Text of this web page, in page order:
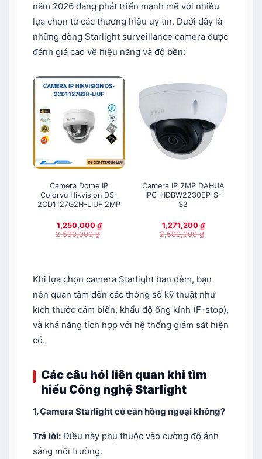
năm 2026 đang phát triển mạnh mẽ với nhiều
lựa chọn từ các thương hiệu uy tín. Dưới đây là
những dòng Starlight surveillance camera được
đánh giá cao về hiệu năng và độ bền:​
Camera Dome IP
Colorvu Hikvision DS-
2CD1127G2H-LIUF 2MP
1,250,000 ₫
2,590,000₫
Camera IP 2MP DAHUA
IPC-HDBW2230EP-S-
S2
1,271,200 ₫
2,500,000₫
Khi lựa chọn camera Starlight ban đêm, bạn
nên quan tâm đến các thông số kỹ thuật như
kích thước cảm biến, khẩu độ ống kính (F-stop),
và khả năng tích hợp với hệ thống giám sát hiện
có.
Các câu hỏi liên quan khi tìm
hiểu Công nghệ Starlight
1. Camera Starlight có cần hồng ngoại không?
Trả lời:Điều này phụ thuộc vào cường độ ánh
sáng môi trường.